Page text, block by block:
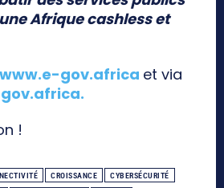
Afrique cashless et
www.e-gov.africa et via
.
!
CROISSANCE CYBERSÉCURITÉ